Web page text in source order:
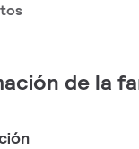
de la